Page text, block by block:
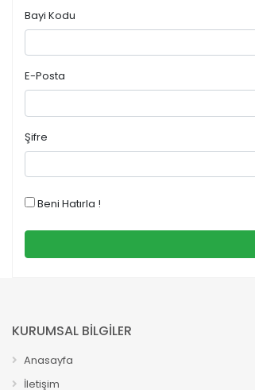
Bayi Kodu
E-Posta
Şifre
Beni Hatırla !
KURUMSAL BİLGİLER
Anasayfa
İletişim